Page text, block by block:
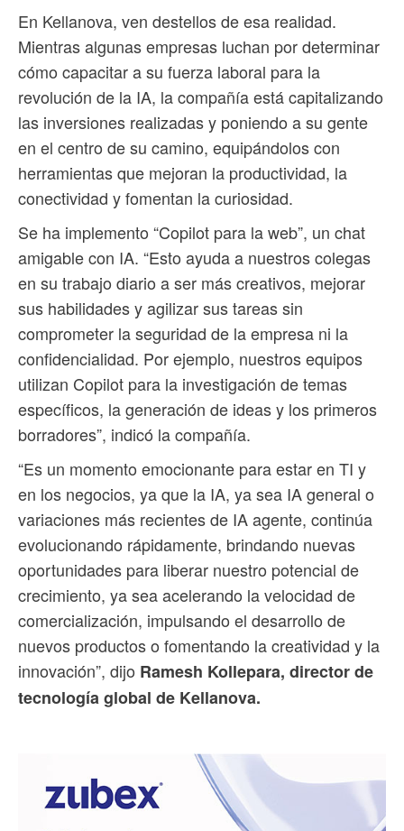
En Kellanova, ven destellos de esa realidad.
Mientras algunas empresas luchan por determinar
cómo capacitar a su fuerza laboral para la
revolución de la IA, la compañía está capitalizando
las inversiones realizadas y poniendo a su gente
en el centro de su camino, equipándolos con
herramientas que mejoran la productividad, la
conectividad y fomentan la curiosidad.
Se ha implemento “Copilot para la web”, un chat
amigable con IA. “Esto ayuda a nuestros colegas
en su trabajo diario a ser más creativos, mejorar
sus habilidades y agilizar sus tareas sin
comprometer la seguridad de la empresa ni la
confidencialidad. Por ejemplo, nuestros equipos
utilizan Copilot para la investigación de temas
específicos, la generación de ideas y los primeros
borradores”, indicó la compañía.
“Es un momento emocionante para estar en TI y
en los negocios, ya que la IA, ya sea IA general o
variaciones más recientes de IA agente, continúa
evolucionando rápidamente, brindando nuevas
oportunidades para liberar nuestro potencial de
crecimiento, ya sea acelerando la velocidad de
comercialización, impulsando el desarrollo de
nuevos productos o fomentando la creatividad y la
innovación”, dijo Ramesh Kollepara, director de
tecnología global de Kellanova.